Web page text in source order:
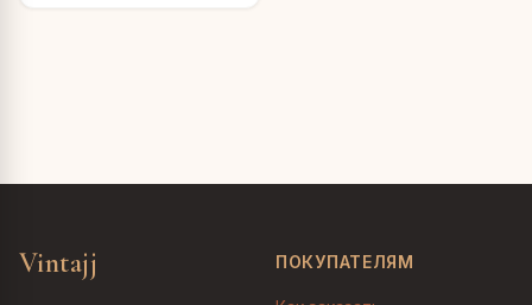
Vintajj ПОКУПАТЕЛЯМ